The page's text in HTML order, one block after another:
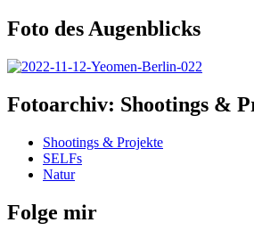
Foto des Augenblicks
Fotoarchiv: Shootings &
Shootings & Projekte
SELFs
Natur
Folge mir